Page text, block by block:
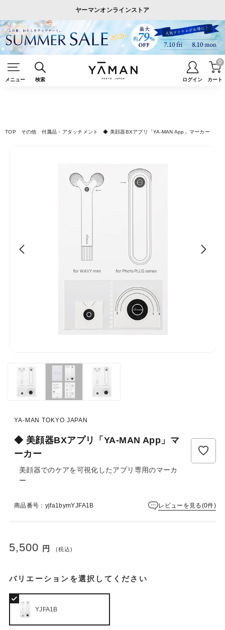
ヤーマンオンラインストア
メニュー 検索 ログイン カート
0
TOP その他 付属品・アタッチメント ◆ 美顔器BXアプリ「YA-MAN App」マーカー
YA-MAN TOKYO JAPAN
◆ 美顔器BXアプリ「YA-MAN App」マ
ーカー
美顔器でのケアを可視化したアプリ専用のマーカ
ー
商品番号：yjfa1bymYJFA1B レビューを見る(0件)
5,500 円 (税込)
バリエーションを選択してください
YJFA1B